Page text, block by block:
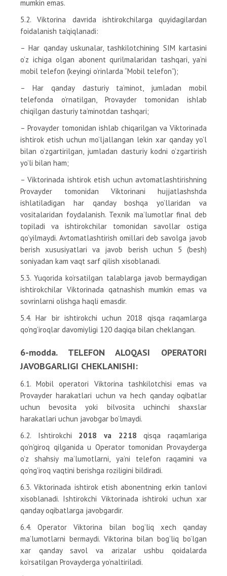
mumkin emas.
5.2. Viktorina davrida ishtirokchilarga quyidagilardan
foidalanish ta’qiqlanadi:
– Har qanday uskunalar, tashkilotchining SIM kartasini
o’z ichiga olgan abonent qurilmalaridan tashqari, ya’ni
mobil telefon (keyingi o’rinlarda “Mobil telefon”);
– Har qanday dasturiy ta’minot, jumladan mobil
telefonda o’rnatilgan, Provayder tomonidan ishlab
chiqilgan dasturiy ta’minotdan tashqari;
– Provayder tomonidan ishlab chiqarilgan va Viktorinada
ishtirok etish uchun mo’ljallangan lekin xar qanday yo’l
bilan o’zgartirilgan, jumladan dasturiy kodni o’zgartirish
yo’li bilan ham;
– Viktorinada ishtirok etish uchun avtomatlashtirishning
Provayder tomonidan Viktorinani hujjatlashshda
ishlatiladigan har qanday boshqa yo’llaridan va
vositalaridan foydalanish. Texnik ma’lumotlar final deb
topiladi va ishtirokchilar tomonidan savollar ostiga
qo’yilmaydi. Avtomatlashtirish omillari deb savolga javob
berish xususiyatlari va javob berish uchun 5 (besh)
soniyadan kam vaqt sarf qilish xisoblanadi.
5.3. Yuqorida ko’rsatilgan talablarga javob bermaydigan
ishtirokchilar Viktorinada qatnashish mumkin emas va
sovrinlarni olishga haqli emasdir.
5.4. Har bir ishtirokchi uchun 2018 qisqa raqamlarga
qo’ng’iroqlar davomiyligi 120 daqiqa bilan cheklangan.
6-modda. TELEFON ALOQASI OPERATORI
JAVOBGARLIGI CHEKLANISHI:
6.1. Mobil operatori Viktorina tashkilotchisi emas va
Provayder harakatlari uchun va hech qanday oqibatlar
uchun bevosita yoki bilvosita uchinchi shaxslar
harakatlari uchun javobgar bo’lmaydi.
6.2. Ishtirokchi 2018 va 2218 qisqa raqamlariga
qo’n’giroq qilganida u Operator tomonidan Provayderga
o’z shahsiy ma’lumotlarni, ya’ni telefon raqamini va
qo’ng’iroq vaqtini berishga roziligini bildiradi.
6.3. Viktorinada ishtirok etish abonentning erkin tanlovi
xisoblanadi. Ishtirokchi Viktorinada ishtiroki uchun xar
qanday oqibatlarga javobgardir.
6.4. Operator Viktorina bilan bog’liq xech qanday
ma’lumotlarni bermaydi. Viktorina bilan bog’liq bo’lgan
xar qanday savol va arizalar ushbu qoidalarda
ko’rsatilgan Provayderga yo’naltiriladi.